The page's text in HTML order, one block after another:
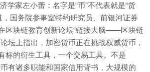
学家左小蕾：名字是“币”不代表就是“货
，国务院参事室特约研究员、前银河证券
区块链教育创新论坛“链接大脑——区块链
坛上指出，加密货币正在挑战权威货币，
标的衍生工具，一个交易工具。不是
币有诸多职能和国家信用背书，大规模的